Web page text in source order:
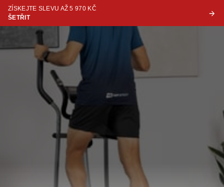
ZÍSKEJTE SLEVU AŽ 5 970 KČ
ŠETŘIT